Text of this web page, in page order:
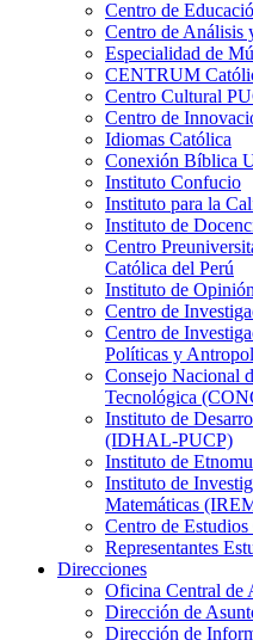
Centro de
Centro de Análisis
Especialidad de
CENTRUM
Centro Cultural
Centro de
Idiomas Católica
Conexión Bíblica
Instituto Confucio
Instituto para la
Instituto de
Centro
Católica del Perú
Instituto de
Centro de
Centro de
Políticas y
Consejo Nacional
Tecnológica
Instituto de
(IDHAL-PUCP)
Instituto de
Instituto de
Matemáticas
Centro de Estudios
Representantes
Direcciones
Oficina Central de
Dirección de
Dirección de